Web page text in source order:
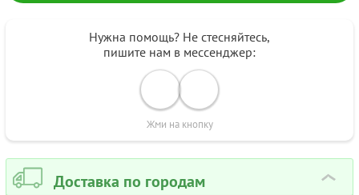
Нужна помощь? Не стесняйтесь,
пишите нам в мессенджер:
Жми на кнопку
Доставка по городам ›